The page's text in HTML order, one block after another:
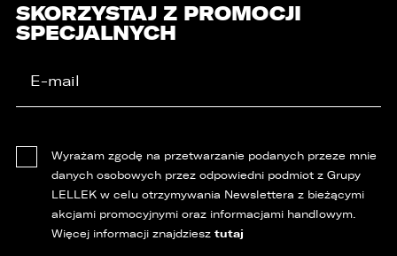
SKORZYSTAJ Z PROMOCJI
SPECJALNYCH
Wyrażam zgodę na przetwarzanie podanych przeze mnie
danych osobowych przez odpowiedni podmiot z Grupy
LELLEK w celu otrzymywania Newslettera z bieżącymi
akcjami promocyjnymi oraz informacjami handlowym.
Więcej informacji znajdziesz tutaj